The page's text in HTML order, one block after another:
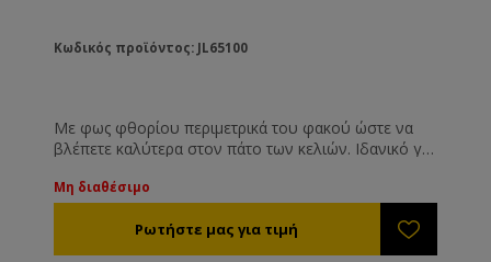
Κωδικός προϊόντος: JL65100
Με φως φθορίου περιμετρικά του φακού ώστε να
βλέπετε καλύτερα στον πάτο των κελιών. Ιδανικό για
Μη διαθέσιμo